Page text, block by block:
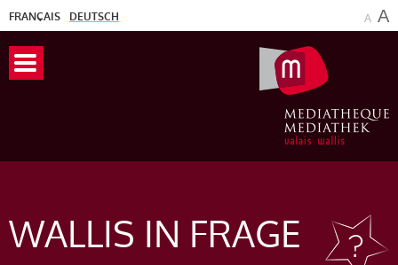
FRANÇAIS DEUTSCH A A
WALLIS IN FRAGE